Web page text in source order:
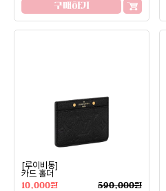
구매하기
[루이비통]
카드 홀더
10,000원
590,000원